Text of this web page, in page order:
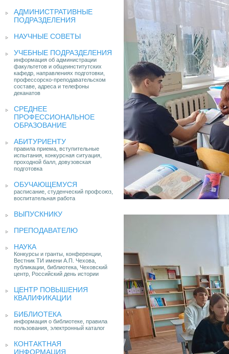
АДМИНИСТРАТИВНЫЕ
ПОДРАЗДЕЛЕНИЯ
НАУЧНЫЕ СОВЕТЫ
УЧЕБНЫЕ ПОДРАЗДЕЛЕНИЯ
информация об администрации
факультетов и общеинститутских
кафедр, направлениях подготовки,
профессорско-преподавательском
составе, адреса и телефоны
деканатов
СРЕДНЕЕ
ПРОФЕССИОНАЛЬНОЕ
ОБРАЗОВАНИЕ
АБИТУРИЕНТУ
правила приема, вступительные
испытания, конкурсная ситуация,
проходной балл, довузовская
подготовка
ОБУЧАЮЩЕМУСЯ
расписание, студенческий профсоюз,
воспитательная работа
ВЫПУСКНИКУ
ПРЕПОДАВАТЕЛЮ
НАУКА
Конкурсы и гранты, конференции,
Вестник ТИ имени А.П. Чехова,
публикации, библиотека, Чеховский
центр, Российский день истории
ЦЕНТР ПОВЫШЕНИЯ
КВАЛИФИКАЦИИ
БИБЛИОТЕКА
информация о библиотеке, правила
пользования, электронный каталог
КОНТАКТНАЯ
ИНФОРМАЦИЯ